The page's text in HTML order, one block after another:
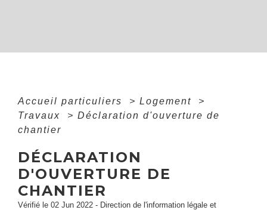
Accueil particuliers > Logement
>
Travaux
> Déclaration d'ouverture de
chantier
DÉCLARATION
D'OUVERTURE DE
CHANTIER
Vérifié le 02 Jun 2022 - Direction de l'information légale et